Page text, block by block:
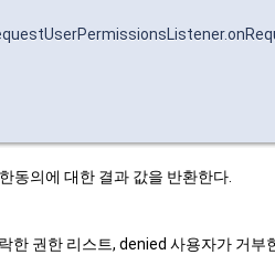
동의에 대한 결과 값을 반환한다.
한 권한 리스트, denied 사용자가 거부